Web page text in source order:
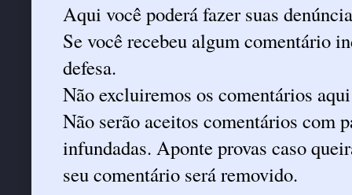
Aqui você poderá fazer suas
Se você recebeu algum comentário
defesa.
Não excluiremos os comentários
Não serão aceitos comentários com
infundadas. Aponte provas caso
seu comentário será removido.